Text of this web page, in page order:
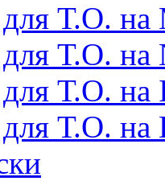
для Т.О. на
Т.О. на
для Т.О.
Т.О. на